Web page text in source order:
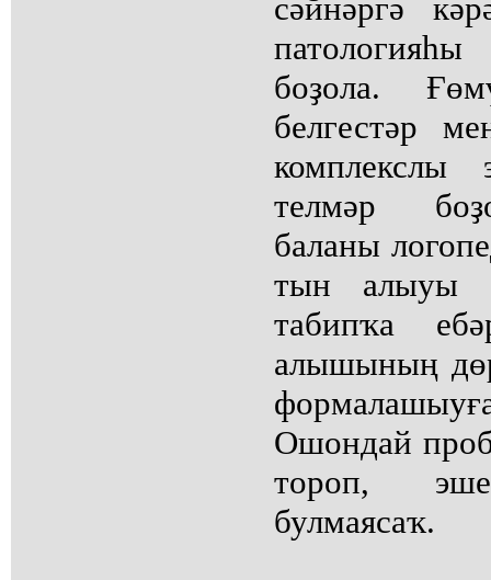
сәйнәргә
боҙола.
белгестәр
комплекслы
телмәр
баланы
тын алыуы
табипҡа
алышының
Ошондай
тороп,
булмаясаҡ.